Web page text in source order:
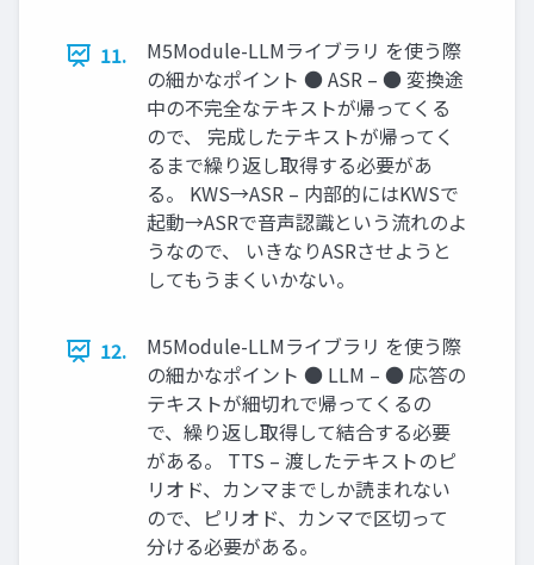
11.
M5Module-LLMライブラリ を使う際
の細かなポイント ● ASR – ● 変換途
中の不完全なテキストが帰ってくる
ので、 完成したテキストが帰ってく
るまで繰り返し取得する必要があ
る。 KWS→ASR – 内部的にはKWSで
起動→ASRで音声認識という流れのよ
うなので、 いきなりASRさせようと
してもうまくいかない。
12.
M5Module-LLMライブラリ を使う際
の細かなポイント ● LLM – ● 応答の
テキストが細切れで帰ってくるの
で、繰り返し取得して結合する必要
がある。 TTS – 渡したテキストのピ
リオド、カンマまでしか読まれない
ので、ピリオド、カンマで区切って
分ける必要がある。